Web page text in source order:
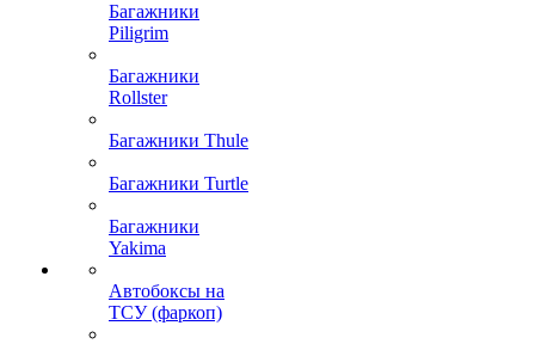
Багажники
Piligrim
Багажники
Rollster
Багажники Thule
Багажники Turtle
Багажники
Yakima
Автобоксы на
ТСУ (фаркоп)